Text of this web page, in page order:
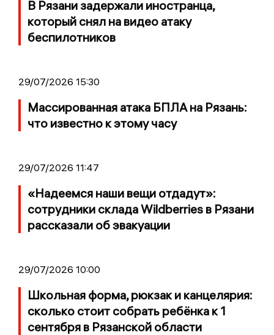
В Рязани задержали иностранца,
который снял на видео атаку
беспилотников
29/07/2026 15:30
Массированная атака БПЛА на Рязань:
что известно к этому часу
29/07/2026 11:47
«Надеемся наши вещи отдадут»:
сотрудники склада Wildberries в Рязани
рассказали об эвакуации
29/07/2026 10:00
Школьная форма, рюкзак и канцелярия:
сколько стоит собрать ребёнка к 1
сентября в Рязанской области